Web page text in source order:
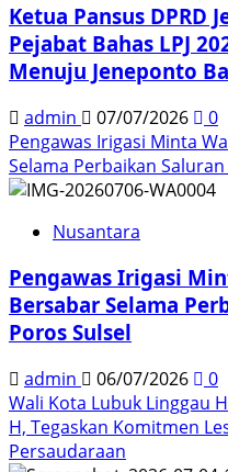
Ketua Pansus DPRD
Pejabat Bahas LPJ
Menuju Jeneponto
admin 07/07/2026
0
Pengawas Irigasi Minta
Selama Perbaikan
Nusantara
Pengawas Irigasi
Bersabar Selama
Poros Sulsel
admin 06/07/2026
0
Wali Kota Lubuk Linggau
H, Tegaskan Komitmen
Persaudaraan